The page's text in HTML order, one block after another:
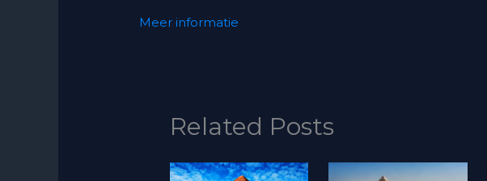
Meer informatie
Related Posts